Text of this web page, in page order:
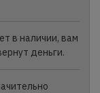
в наличии, вам
деньги.